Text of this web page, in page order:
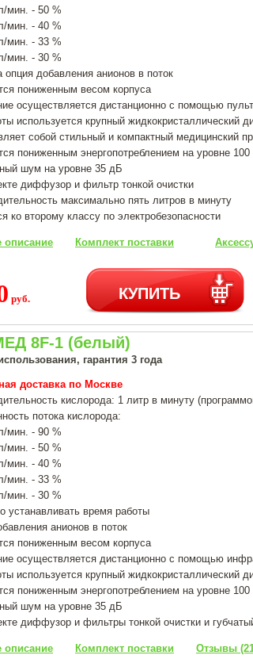
мин. - 50 %
мин. - 40 %
мин. - 33 %
мин. - 30 %
опция добавления анионов в поток
пониженным весом корпуса
осуществляется дистанционно с помощью
используется крупный жидкокристаллический
собой стильный и компактный медицинский
пониженным энергопотреблением на уровне 100
шум на уровне 35 дБ
диффузор и фильтр тонкой очистки
максимально пять литров в минуту
ко второму классу по электробезопасности
описание Комплект поставки
руб. КУПИТЬ
8F-1 (белый)
гарантия 3 года
доставка по Москве
кислорода: 1 литр в минуту
потока кислорода:
мин. - 90 %
мин. - 50 %
мин. - 40 %
мин. - 33 %
мин. - 30 %
устанавливать время работы
анионов в поток
пониженным весом корпуса
осуществляется дистанционно с помощью
используется крупный жидкокристаллический
пониженным энергопотреблением на уровне 100
шум на уровне 35 дБ
диффузор и фильтры тонкой очистки и
описание Комплект поставки Отзывы